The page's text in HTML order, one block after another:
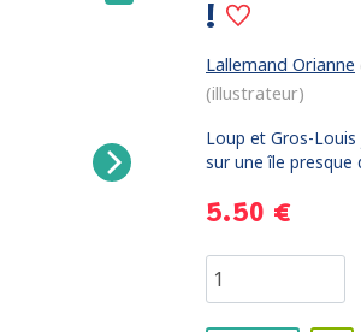
!
Lallemand Orianne
(illustrateur)
Loup et Gros-
sur une île presque
5.50 €